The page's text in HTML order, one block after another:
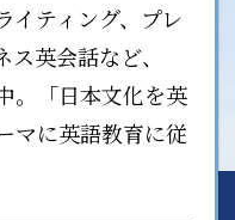
イティング、プレ
英会話など、
。「日本文化を英
マに英語教育に従